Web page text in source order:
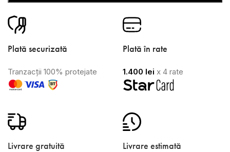
Plată securizată
Tranzacții 100% protejate
Plată în rate
1.400 lei x 4 rate
Livrare gratuită Livrare estimată